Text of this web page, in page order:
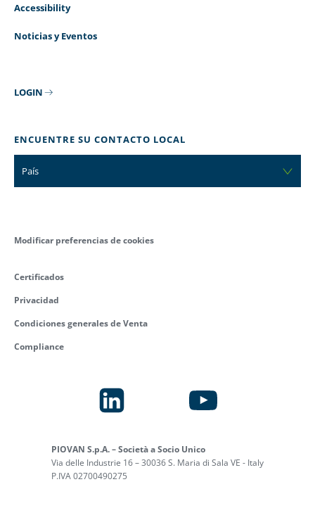
Accessibility
Noticias y Eventos
LOGIN
ENCUENTRE SU CONTACTO LOCAL
País
PIOVAN S.p.A. – Società a Socio Unico
Via delle Industrie 16 – 30036 S. Maria di Sala VE - Italy
P.IVA 02700490275
Modificar preferencias de cookies
Certificados
Privacidad
Condiciones generales de Venta
Compliance